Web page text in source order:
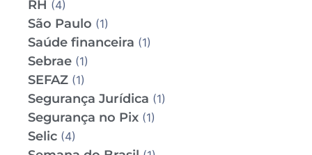
RH (4)
São Paulo (1)
Saúde financeira (1)
Sebrae (1)
SEFAZ (1)
Segurança Jurídica (1)
Segurança no Pix (1)
Selic (4)